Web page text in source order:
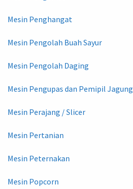
Mesin Penghangat
Mesin Pengolah Buah Sayur
Mesin Pengolah Daging
Mesin Pengupas dan Pemipil Jagung
Mesin Perajang / Slicer
Mesin Pertanian
Mesin Peternakan
Mesin Popcorn